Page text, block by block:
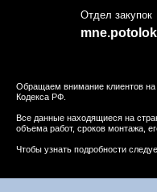
Обращаем внимание клиентов на
Кодекса РФ.
Все данные находящиеся на
объема работ, сроков монтажа,
Чтобы узнать подробности
Отдел закупок